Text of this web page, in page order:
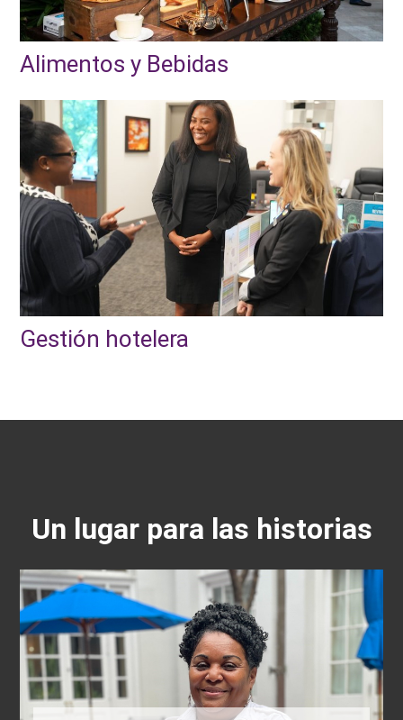
Alimentos y Bebidas
Gestión hotelera
Un lugar para las historias